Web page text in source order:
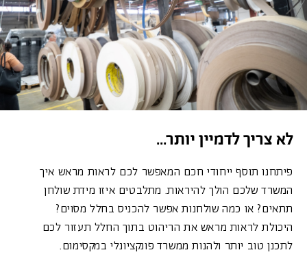
עבור
לתמונה
הבאה
לא צריך לדמיין יותר...
פיתחנו תוסף ייחודי חכם המאפשר לכם לראות מראש איך
המשרד שלכם הולך להיראות. מתלבטים איזו מידת שולחן
תתאים? או כמה שולחנות אפשר להכניס בחלל מסוים?
היכולת לראות מראש את הריהוט בתוך החלל תעזור לכם
לתכנן טוב יותר ולהנות ממשרד פונקציונלי במקסימום.